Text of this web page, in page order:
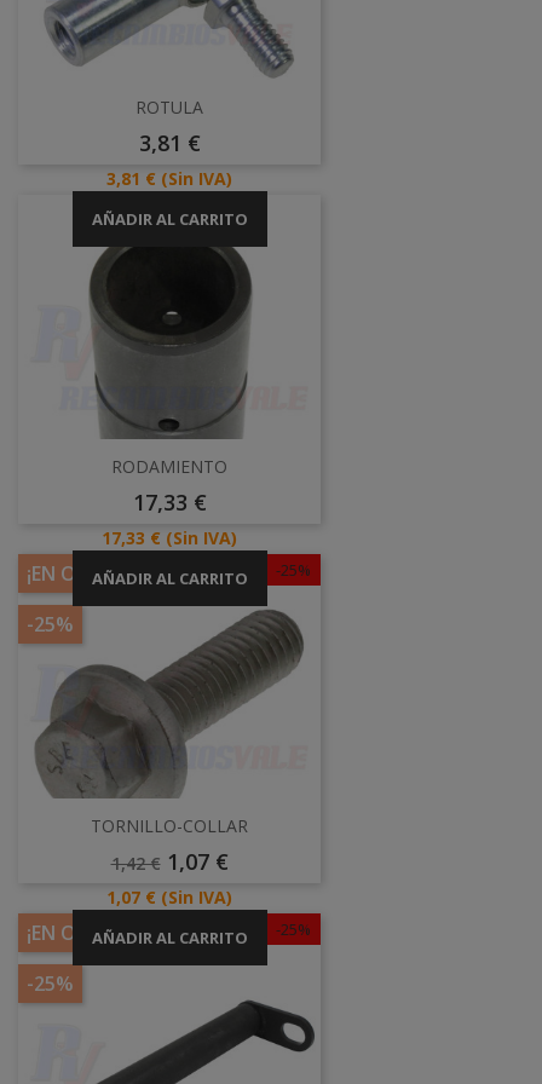
ROTULA
Precio
3,81 €
Precio
3,81 € (Sin IVA)
AÑADIR AL CARRITO
RODAMIENTO
Precio
17,33 €
Precio
17,33 € (Sin IVA)
AÑADIR AL CARRITO -25%
¡EN OFERTA!
-25%
TORNILLO-COLLAR
Precio
1,42 € Precio
1,07 €
Precio
1,07 € (Sin IVA)
AÑADIR AL CARRITO -25%
¡EN OFERTA!
-25%